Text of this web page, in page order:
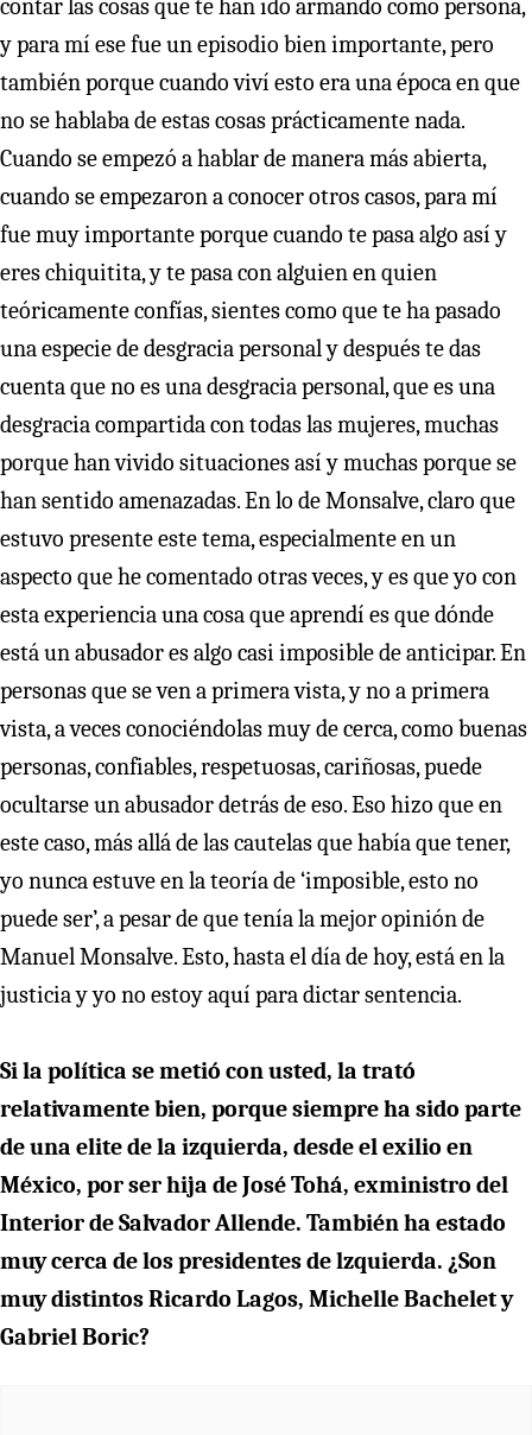
contar las cosas que te han ido armando como persona,
y para mí ese fue un episodio bien importante, pero
también porque cuando viví esto era una época en que
no se hablaba de estas cosas prácticamente nada.
Cuando se empezó a hablar de manera más abierta,
cuando se empezaron a conocer otros casos, para mí
fue muy importante porque cuando te pasa algo así y
eres chiquitita, y te pasa con alguien en quien
teóricamente confías, sientes como que te ha pasado
una especie de desgracia personal y después te das
cuenta que no es una desgracia personal, que es una
desgracia compartida con todas las mujeres, muchas
porque han vivido situaciones así y muchas porque se
han sentido amenazadas. En lo de Monsalve, claro que
estuvo presente este tema, especialmente en un
aspecto que he comentado otras veces, y es que yo con
esta experiencia una cosa que aprendí es que dónde
está un abusador es algo casi imposible de anticipar. En
personas que se ven a primera vista, y no a primera
vista, a veces conociéndolas muy de cerca, como buenas
personas, confiables, respetuosas, cariñosas, puede
ocultarse un abusador detrás de eso. Eso hizo que en
este caso, más allá de las cautelas que había que tener,
yo nunca estuve en la teoría de ‘imposible, esto no
puede ser’, a pesar de que tenía la mejor opinión de
Manuel Monsalve. Esto, hasta el día de hoy, está en la
justicia y yo no estoy aquí para dictar sentencia.
Si la política se metió con usted, la trató
relativamente bien, porque siempre ha sido parte
de una elite de la izquierda, desde el exilio en
México, por ser hija de José Tohá, exministro del
Interior de Salvador Allende. También ha estado
muy cerca de los presidentes de lzquierda. ¿Son
muy distintos Ricardo Lagos, Michelle Bachelet y
Gabriel Boric?